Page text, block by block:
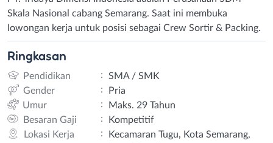
Skala Nasional cabang Semarang. Saat ini membuka
lowongan kerja untuk posisi sebagai Crew Sortir & Packing.
Ringkasan
Pendidikan :
SMA / SMK
Gender
:
Pria
Umur
:
Maks. 29 Tahun
Besaran Gaji
:
Kompetitif
Lokasi Kerja
:
Kecamaran Tugu, Kota Semarang,